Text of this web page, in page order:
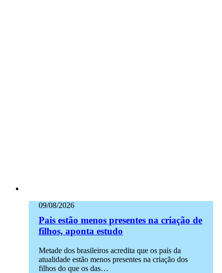
09/08/2026
Pais estão menos presentes na criação de
filhos, aponta estudo
Metade dos brasileiros acredita que os pais da
atualidade estão menos presentes na criação dos
filhos do que os das…